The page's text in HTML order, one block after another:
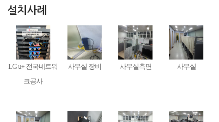
설치사례
LG u+ 전국네트워
크공사
사무실 장비 사무실측면 사무실